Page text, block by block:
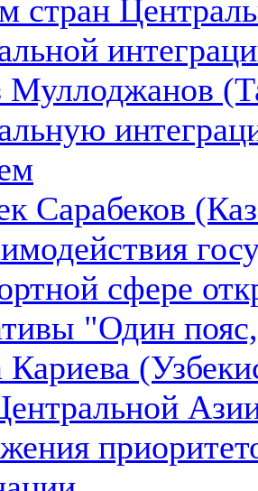
стран
Муллоджанов
Сарабеков
сфере
"Один
Кариева